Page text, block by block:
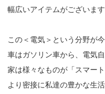
幅広いアイテムがございます
この＜電気＞という分野が
車はガソリン車から、電気自
家は様々なものが「スマート
より密接に私達の豊かな生